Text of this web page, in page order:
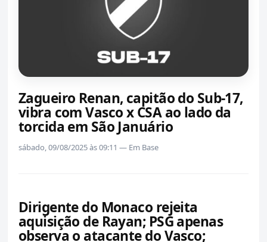
Zagueiro Renan, capitão do Sub-17,
vibra com Vasco x CSA ao lado da
torcida em São Januário
sábado, 09/08/2025 às 09:11 — Em Base
Dirigente do Monaco rejeita
aquisição de Rayan; PSG apenas
observa o atacante do Vasco;